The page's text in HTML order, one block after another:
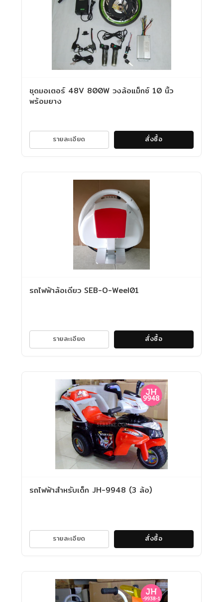
ชุดมอเตอร์ 48V 800W วงล้อแม็กซ์ 10 นิ้ว
พร้อมยาง
รายละเอียด สั่งซื้อ
รถไฟฟ้าล้อเดียว SEB-O-Weel01
รายละเอียด สั่งซื้อ
รถไฟฟ้าสำหรับเด็ก JH-9948 (3 ล้อ)
รายละเอียด สั่งซื้อ